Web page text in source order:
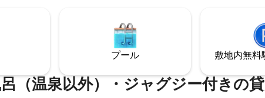
和風の前後に庭院があり、
安全で静かで、快適で経済
活を体験できます。 近くに
、24時間営業のコンビニ、
があります。 リスティング
@ ＜洗顔＞ タオル、バスタ
ありません） シャンプー、
土間を中心に吹き抜けが広がる開
空間設計となっています。 京都で
わえない、静かで特別な滞在をお
ください。
プール 敷地内無料
（温泉以外）・ジャグジー付きの